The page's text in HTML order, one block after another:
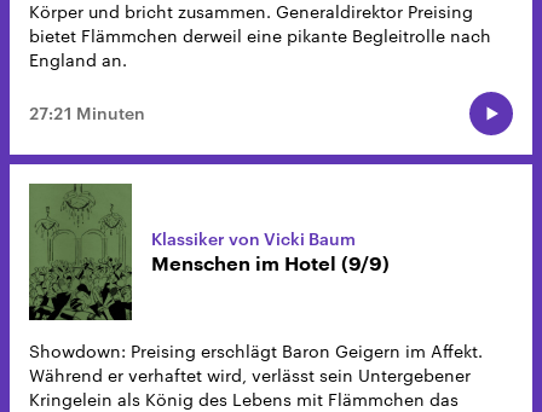
Körper und bricht zusammen. Generaldirektor Preising
bietet Flämmchen derweil eine pikante Begleitrolle nach
England an.
27:21 Minuten
Klassiker von Vicki Baum
Menschen im Hotel (9/9)
Showdown: Preising erschlägt Baron Geigern im Affekt.
Während er verhaftet wird, verlässt sein Untergebener
Kringelein als König des Lebens mit Flämmchen das